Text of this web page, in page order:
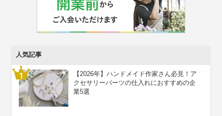
人気記事
【2026年】ハンドメイド作家さん必見！ア
クセサリーパーツの仕入れにおすすめの企
業5選